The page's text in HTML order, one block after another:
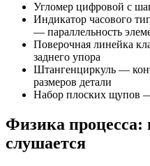
Угломер цифровой с
Индикатор часового
— параллельность
Поверочная линейка
заднего упора
Штангенциркуль —
размеров детали
Набор плоских щупов
Физика процесса:
слушается